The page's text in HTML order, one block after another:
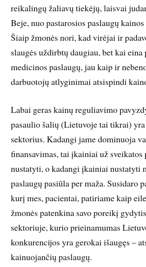
reikalingų žaliavų tiekėjų, laisvai
Beje, nuo pastarosios paslaugų
Šiaip žmonės nori, kad virėjai ir
slaugės uždirbtų daugiau, bet kai
medicinos paslaugų, jau kaip ir
darbuotojų atlyginimai atsispindi
Labai geras kainų reguliavimo
pasaulio šalių (Lietuvoje tai tikrai)
sektorius. Kadangi jame dominuoja
finansavimas, tai įkainiai už sveikatos
nustatyti, o kadangi įkainiai nustatyti
paslaugų pasiūla per maža. Susidaro
kurį mes, pacien­tai, patiriame kaip
žmonės patenkina savo poreikį
sektoriuje, kurio prieinamumas
konkurencijos yra gerokai išaugęs –
kainuojančių paslaugų.